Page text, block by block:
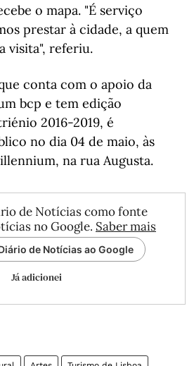
o mapa. "É serviço
prestar à cidade, a quem
visita", referiu.
conta com o apoio da
bcp e tem edição
2016-2019, é
no dia 04 de maio, às
na rua Augusta.
de Notícias como fonte
no Google. Saber mais
de Notícias ao Google
Já adicionei